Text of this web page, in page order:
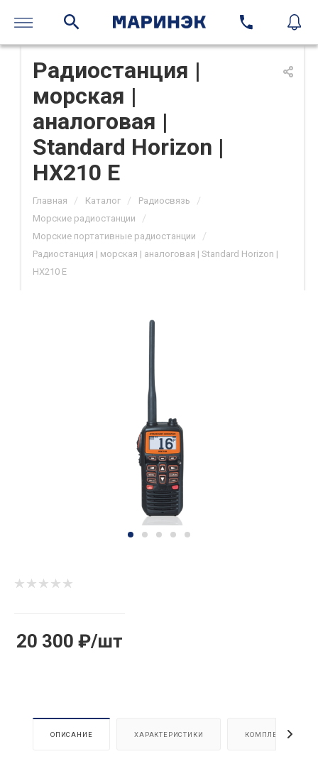
Радиостанция |
морская |
аналоговая |
Standard Horizon |
HX210 E
Главная / Каталог / Радиосвязь /
Морские радиостанции /
Морские портативные радиостанции /
Радиостанция | морская | аналоговая | Standard Horizon |
HX210 E
20 300 ₽/шт
ОПИСАНИЕ ХАРАКТЕРИСТИКИ КОМПЛЕКТАЦИЯ